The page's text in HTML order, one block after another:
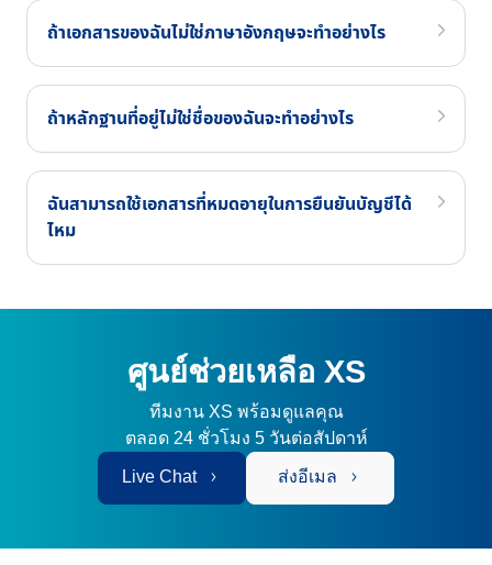
ถ้าเอกสารของฉันไม่ใช่ภาษาอังกฤษจะทำอย่างไร
ถ้าหลักฐานที่อยู่ไม่ใช่ชื่อของฉันจะทำอย่างไร
ฉันสามารถใช้เอกสารที่หมดอายุในการยืนยันบัญชีได้
ไหม
ศูนย์ช่วยเหลือ XS
ทีมงาน XS พร้อมดูแลคุณ
ตลอด 24 ชั่วโมง 5 วันต่อสัปดาห์
Live Chat ส่งอีเมล